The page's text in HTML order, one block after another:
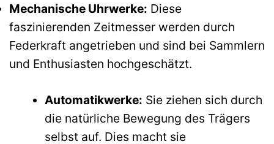
Mechanische Uhrwerke: Diese
faszinierenden Zeitmesser werden durch
Federkraft angetrieben und sind bei Sammlern
und Enthusiasten hochgeschätzt.
Automatikwerke: Sie ziehen sich durch
die natürliche Bewegung des Trägers
selbst auf. Dies macht sie